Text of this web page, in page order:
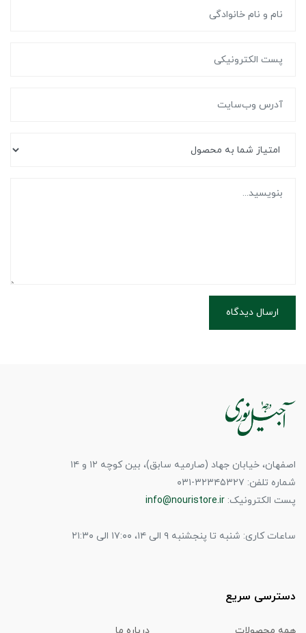
ارسال دیدگاه
اصفهان، خیابان جهاد (صارمیه سابق)، بین کوچه ۱۲ و ۱۴
شماره تلفن: ۳۲۳۴۵۳۲۷-۰۳۱
پست الکترونیک: info@nouristore.ir
ساعات کاری: شنبه تا پنجشنبه ۹ الی ۱۴، ۱۷:۰۰ الی ۲۱:۳۰
دسترسی سریع